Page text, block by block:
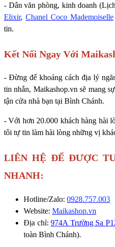
- Dân văn phòng, kinh doanh
Elixir, Chanel Coco Mademoiselle
tin.
Kết Nối Ngay Với
- Đừng để khoảng cách địa lý
tin nhắn, Maikashop.vn sẽ mang
tận cửa nhà bạn tại Bình Chánh.
- Với hơn 20.000 khách hàng hài
tôi tự tin làm hài lòng những vị
LIÊN HỆ ĐỂ ĐƯỢC
NHANH:
Hotline/Zalo: 0928.757.003
Website: Maikashop.vn
Địa chỉ:974A Trường Sa
toàn Bình Chánh).